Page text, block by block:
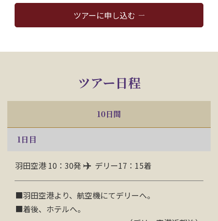
ツアーに申し込む
ツアー日程
10日間
1日目
羽田空港 10：30発 デリー17：15着
■羽田空港より、航空機にてデリーへ。
■着後、ホテルへ。